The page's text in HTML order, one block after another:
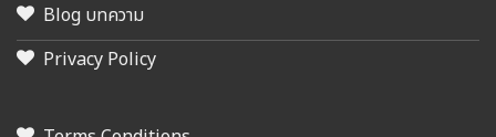
Blog บทความ
Privacy Policy